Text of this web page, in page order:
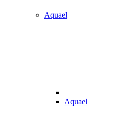
Aquael
Aquael